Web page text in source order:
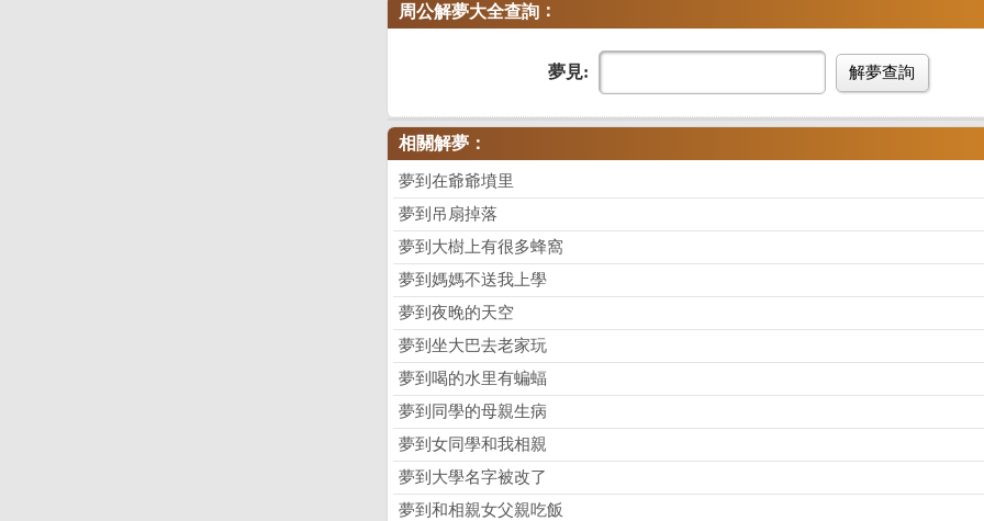
周公解夢大全查詢 ：
夢見: 解夢查詢
相關解夢：
夢到在爺爺墳里
夢到吊扇掉落
夢到大樹上有很多蜂窩
夢到媽媽不送我上學
夢到夜晚的天空
夢到坐大巴去老家玩
夢到喝的水里有蝙蝠
夢到同學的母親生病
夢到女同學和我相親
夢到大學名字被改了
夢到和相親女父親吃飯